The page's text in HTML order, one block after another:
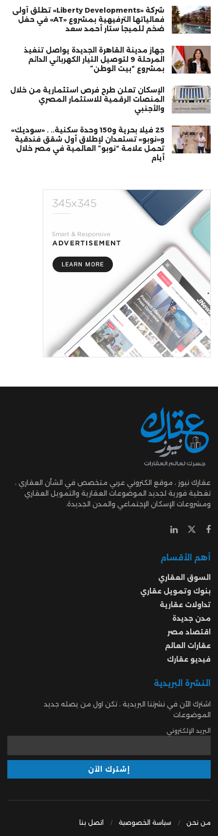
شركة «Liberty Developments» تطلق أولى
فعالياتها الترفيهية بمشروع «AT» في حفل
ضخم للميجا ستار أحمد سعد
جهاز مدينة القاهرة الجديدة يواصل تنفيذ
المرحلة 9 لتوصيل التيار الكهربائي الدائم
بمشروع “بيت الوطن”
الإسكان تعلن طرح فرص استثمارية من خلال
المنصات الرقمية للاستثمار المصري
والأجنبي
25 فيلا بحرية و150 وحدة سكنية.. . «سوديك»
و«نوبو» تستعدان لإطلاق أول شقق فندقية
تحمل علامة “نوبو” العالمية في مصر خلال
أيام
عقارك نيوز ، موقع الكتروني عربي متخصص في الشأن العقاري ،
تغطية فورية لجديد الموضوعات العقارية والتمويل العقاري
ومشروعات الإسكان الإجتماعي والمدن الجديدة.
أهم الأقسام
السوق العقاري
بنوك وتمويل عقاري
تداولات عقارية
مدن جديدة
اقتصاد مصر
عقارات العالم
فيديو عقارك
النشرة البريدية
اشترك الآن في نشرتنا البريدية ، تكن اول من يصله جديد
الموضوعات
البريد الإلكتروني
من نحن سياسة الخصوصية اتصل بنا